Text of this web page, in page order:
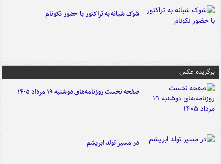
شوک شبانه به تراکتور با حضور نکونام
برگزیده عکس
صفحه نخست روزنامه‌های دوشنبه ۱۹ مرداد ۱۴۰۵
در مسیر تولد ابریشم